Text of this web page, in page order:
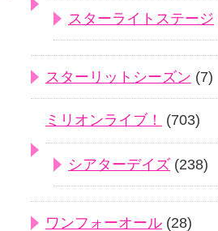
スターライトステージ
スターリットシーズン (7)
ミリオンライブ！ (703)
シアターデイズ (238)
ワンフォーオール (28)